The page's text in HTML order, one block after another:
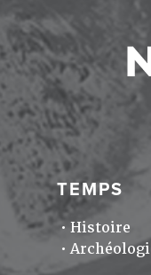
TEMPS
Histoire